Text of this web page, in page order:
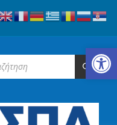
Ανοίξτε τη γραμμή εργαλείων